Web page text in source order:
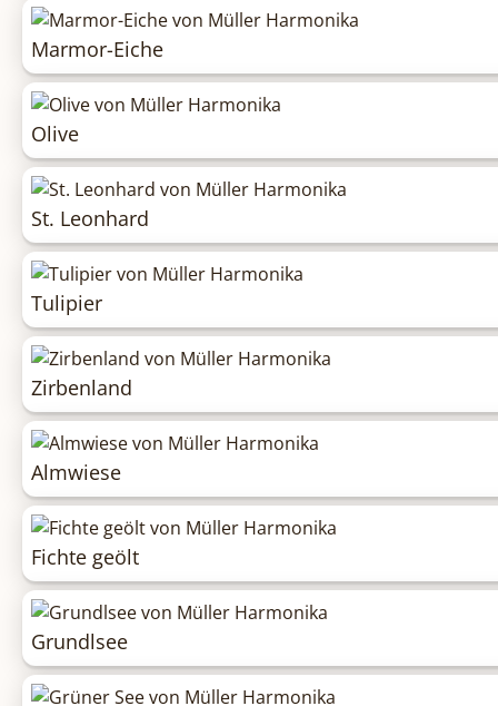
Marmor-Eiche
Olive
St. Leonhard
Tulipier
Zirbenland
Almwiese
Fichte geölt
Grundlsee